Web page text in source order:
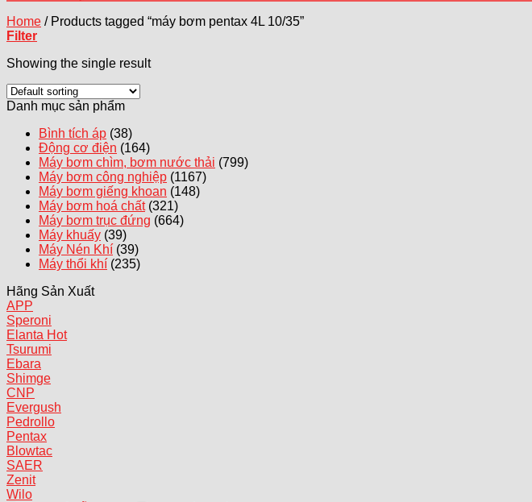
Home /Products tagged “máy bơm pentax 4L 10/35”
Filter
Showing the single result
Danh mục sản phẩm
Bình tích áp (38)
Động cơ điện (164)
Máy bơm chìm, bơm nước thải (799)
Máy bơm công nghiệp (1167)
Máy bơm giếng khoan (148)
Máy bơm hoá chất (321)
Máy bơm trục đứng (664)
Máy khuấy (39)
Máy Nén Khí (39)
Máy thổi khí (235)
Hãng Sản Xuất
APP
Speroni
Elanta
Tsurumi
Ebara
Shimge
CNP
Evergush
Pedrollo
Pentax
Blowtac
SAER
Zenit
Wilo